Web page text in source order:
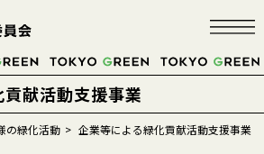
にこそ、
献活動支援事業
の緑化活動 企業等による緑化貢献活動支援事業